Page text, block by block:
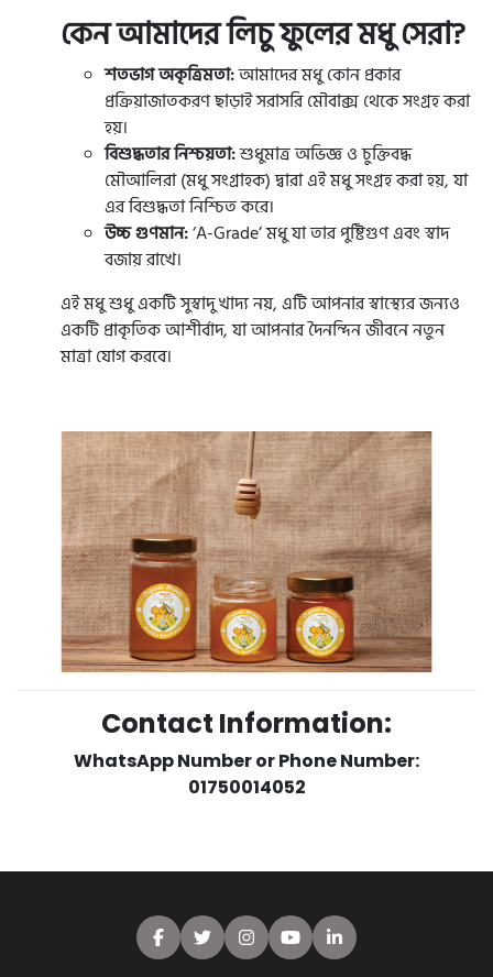
কেন আমাদের লিচু ফুলের মধু সেরা?
শতভাগ অকৃত্রিমতা:আমাদের মধু কোন প্রকার
প্রক্রিয়াজাতকরণ ছাড়াই সরাসরি মৌবাক্স থেকে সংগ্রহ করা
হয়।
বিশুদ্ধতার নিশ্চয়তা:শুধুমাত্র অভিজ্ঞ ও চুক্তিবদ্ধ
মৌআলিরা (মধু সংগ্রাহক) দ্বারা এই মধু সংগ্রহ করা হয়, যা
এর বিশুদ্ধতা নিশ্চিত করে।
উচ্চ গুণমান:‘A-Grade’ মধু যা তার পুষ্টিগুণ এবং স্বাদ
বজায় রাখে।
এই মধু শুধু একটি সুস্বাদু খাদ্য নয়, এটি আপনার স্বাস্থ্যের জন্যও
একটি প্রাকৃতিক আশীর্বাদ, যা আপনার দৈনন্দিন জীবনে নতুন
মাত্রা যোগ করবে।
Contact Information:
WhatsApp Number or Phone Number:
01750014052